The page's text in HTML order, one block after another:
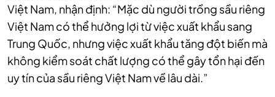
Việt Nam, nhận định: “Mặc dù người trồng sầu riêng
Việt Nam có thể hưởng lợi từ việc xuất khẩu sang
Trung Quốc, nhưng việc xuất khẩu tăng đột biến mà
không kiểm soát chất lượng có thể gây tổn hại đến
uy tín của sầu riêng Việt Nam về lâu dài.”